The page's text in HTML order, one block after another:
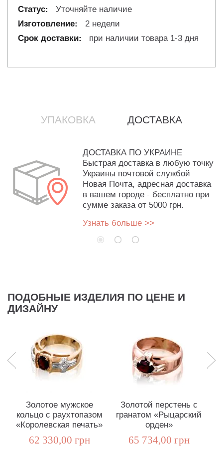
Уточняйте наличие
2 недели
при наличии товара 1-3 дня
УПАКОВКА ДОСТАВКА
ДОСТАВКА ПО УКРАИНЕ
Быстрая доставка в любую точку
Украины почтовой службой
Новая Почта, адресная доставка
в вашем городе - бесплатно при
сумме заказа от 5000 грн.
Узнать больше >>
ПОДОБНЫЕ ИЗДЕЛИЯ ПО ЦЕНЕ И
ДИЗАЙНУ
Золотое мужское
кольцо с раухтопазом
«Королевская печать»
62 330,00 грн
Золотой перстень с
гранатом «Рыцарский
орден»
65 734,00 грн